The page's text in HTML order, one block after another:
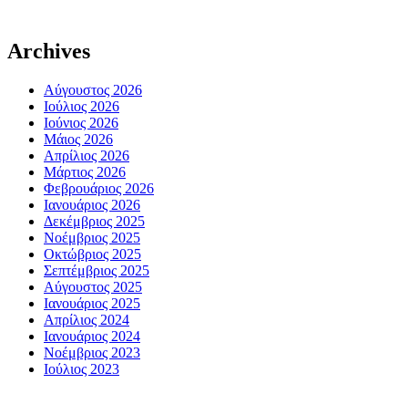
Archives
Αύγουστος 2026
Ιούλιος 2026
Ιούνιος 2026
Μάιος 2026
Απρίλιος 2026
Μάρτιος 2026
Φεβρουάριος 2026
Ιανουάριος 2026
Δεκέμβριος 2025
Νοέμβριος 2025
Οκτώβριος 2025
Σεπτέμβριος 2025
Αύγουστος 2025
Ιανουάριος 2025
Απρίλιος 2024
Ιανουάριος 2024
Νοέμβριος 2023
Ιούλιος 2023